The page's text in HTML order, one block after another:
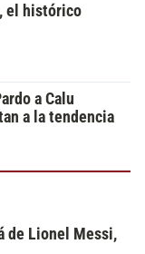
el histórico
a Calu
a la tendencia
de Lionel Messi,